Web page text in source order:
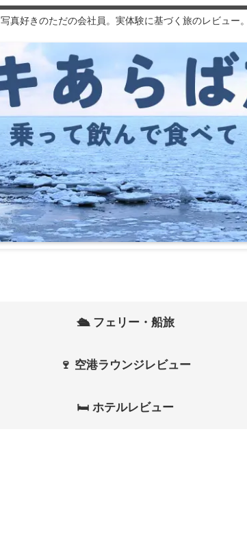
写真好きのただの会社員。実体験に基づく旅のレビュー。
🛳 フェリー・船旅
🍷 空港ラウンジレビュー
🛏 ホテルレビュー